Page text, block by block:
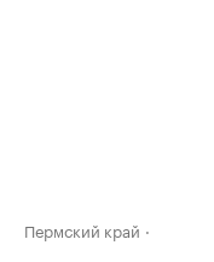
Пермский край